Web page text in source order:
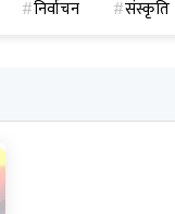
निर्वाचन संस्कृति